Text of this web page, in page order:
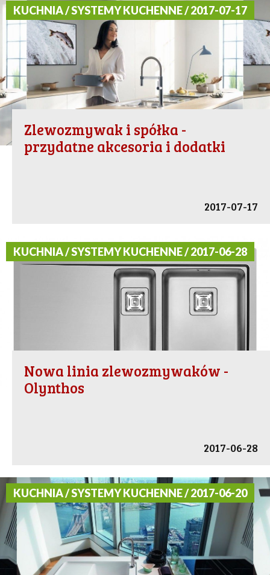
KUCHNIA / SYSTEMY KUCHENNE / 2017-07-17
Zlewozmywak i spółka -
przydatne akcesoria i dodatki
2017-07-17
KUCHNIA / SYSTEMY KUCHENNE / 2017-06-28
Nowa linia zlewozmywaków -
Olynthos
2017-06-28
KUCHNIA / SYSTEMY KUCHENNE / 2017-06-20